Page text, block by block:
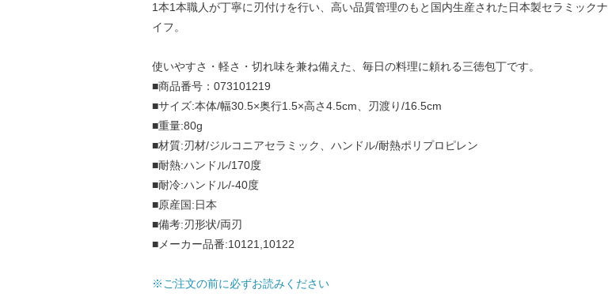
1本1本職人が丁寧に刃付けを行い、高い品質管理のもと国内生産された日本製セラミックナ
イフ。
使いやすさ・軽さ・切れ味を兼ね備えた、毎日の料理に頼れる三徳包丁です。
■商品番号：073101219
■サイズ:本体/幅30.5×奥行1.5×高さ4.5cm、刃渡り/16.5cm
■重量:80g
■材質:刃材/ジルコニアセラミック、ハンドル/耐熱ポリプロピレン
■耐熱:ハンドル/170度
■耐冷:ハンドル/-40度
■原産国:日本
■備考:刃形状/両刃
■メーカー品番:10121,10122
※ご注文の前に必ずお読みください